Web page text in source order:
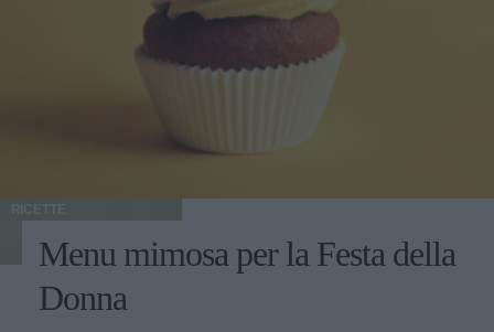
RICETTE
Menu mimosa per la Festa della
Donna